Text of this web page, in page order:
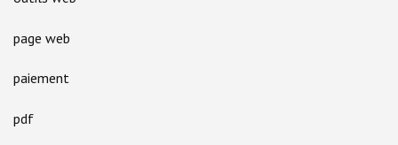
page web
paiement
pdf